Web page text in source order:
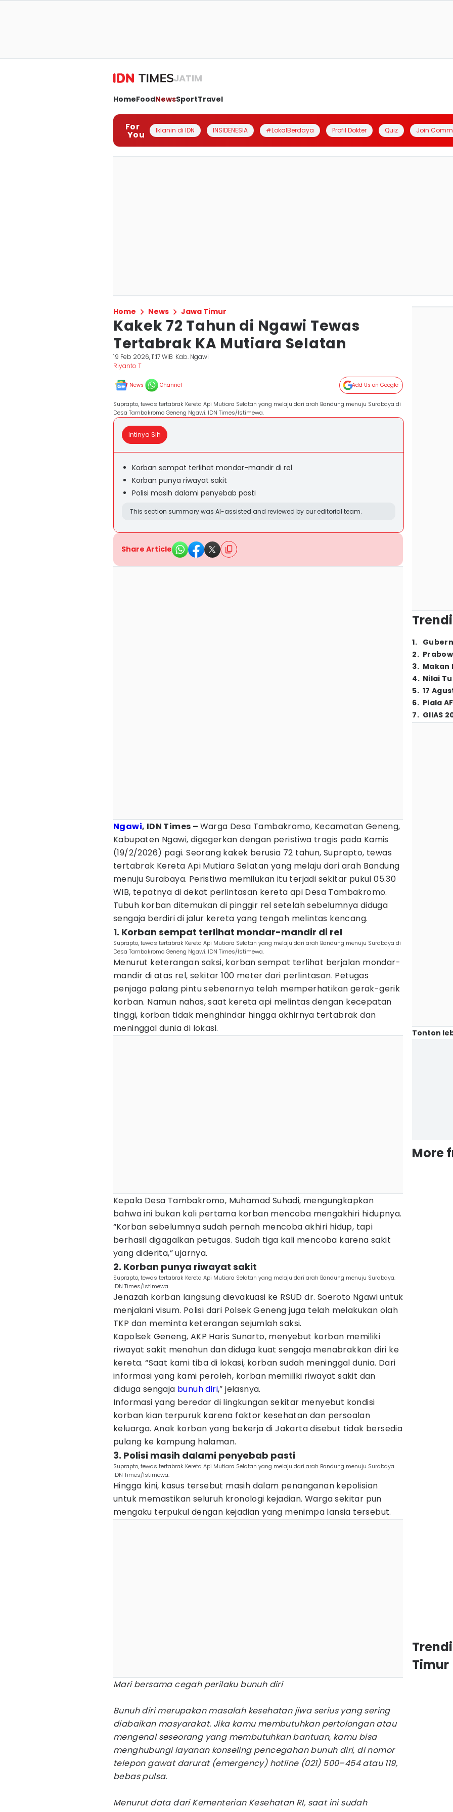
JATIM
HomeFoodNewsSportTravel
For
You Iklanin di IDN INSIDENESIA #LokalBerdaya Profil Dokter Quiz Join
Home News Jawa Timur
Kakek 72 Tahun di Ngawi Tewas
Tertabrak KA Mutiara Selatan
19 Feb 2026, 11:17 WIB Kab. Ngawi
Riyanto T
News Channel Add Us on Google
Suprapto, tewas tertabrak Kereta Api Mutiara Selatan yang melaju dari arah Bandung menuju Surabaya di
Desa Tambakromo Geneng Ngawi. IDN Times/Istimewa.
Intinya Sih
Korban sempat terlihat mondar-mandir di rel
Korban punya riwayat sakit
Polisi masih dalami penyebab pasti
This section summary was AI-assisted and reviewed by our editorial team.
Share Article
Ngawi, IDN Times – Warga Desa Tambakromo, Kecamatan Geneng,
Kabupaten Ngawi, digegerkan dengan peristiwa tragis pada Kamis
(19/2/2026) pagi. Seorang kakek berusia 72 tahun, Suprapto, tewas
tertabrak Kereta Api Mutiara Selatan yang melaju dari arah Bandung
menuju Surabaya. Peristiwa memilukan itu terjadi sekitar pukul 05.30
WIB, tepatnya di dekat perlintasan kereta api Desa Tambakromo.
Tubuh korban ditemukan di pinggir rel setelah sebelumnya diduga
sengaja berdiri di jalur kereta yang tengah melintas kencang.
1. Korban sempat terlihat mondar-mandir di rel
Suprapto, tewas tertabrak Kereta Api Mutiara Selatan yang melaju dari arah Bandung menuju Surabaya di
Desa Tambakromo Geneng Ngawi. IDN Times/Istimewa.
Menurut keterangan saksi, korban sempat terlihat berjalan mondar-
mandir di atas rel, sekitar 100 meter dari perlintasan. Petugas
penjaga palang pintu sebenarnya telah memperhatikan gerak-gerik
korban. Namun nahas, saat kereta api melintas dengan kecepatan
tinggi, korban tidak menghindar hingga akhirnya tertabrak dan
meninggal dunia di lokasi.
Kepala Desa Tambakromo, Muhamad Suhadi, mengungkapkan
bahwa ini bukan kali pertama korban mencoba mengakhiri hidupnya.
“Korban sebelumnya sudah pernah mencoba akhiri hidup, tapi
berhasil digagalkan petugas. Sudah tiga kali mencoba karena sakit
yang diderita,” ujarnya.
2. Korban punya riwayat sakit
Suprapto, tewas tertabrak Kereta Api Mutiara Selatan yang melaju dari arah Bandung menuju Surabaya.
IDN Times/Istimewa.
Jenazah korban langsung dievakuasi ke RSUD dr. Soeroto Ngawi untuk
menjalani visum. Polisi dari Polsek Geneng juga telah melakukan olah
TKP dan meminta keterangan sejumlah saksi.
Kapolsek Geneng, AKP Haris Sunarto, menyebut korban memiliki
riwayat sakit menahun dan diduga kuat sengaja menabrakkan diri ke
kereta. “Saat kami tiba di lokasi, korban sudah meninggal dunia. Dari
informasi yang kami peroleh, korban memiliki riwayat sakit dan
diduga sengaja bunuh diri,” jelasnya.
Informasi yang beredar di lingkungan sekitar menyebut kondisi
korban kian terpuruk karena faktor kesehatan dan persoalan
keluarga. Anak korban yang bekerja di Jakarta disebut tidak bersedia
pulang ke kampung halaman.
3. Polisi masih dalami penyebab pasti
Suprapto, tewas tertabrak Kereta Api Mutiara Selatan yang melaju dari arah Bandung menuju Surabaya.
IDN Times/Istimewa.
Hingga kini, kasus tersebut masih dalam penanganan kepolisian
untuk memastikan seluruh kronologi kejadian. Warga sekitar pun
mengaku terpukul dengan kejadian yang menimpa lansia tersebut.
Mari bersama cegah perilaku bunuh diri
Bunuh diri merupakan masalah kesehatan jiwa serius yang sering
diabaikan masyarakat. Jika kamu membutuhkan pertolongan atau
mengenal seseorang yang membutuhkan bantuan, kamu bisa
menghubungi layanan konseling pencegahan bunuh diri, di nomor
telepon gawat darurat (emergency) hotline (021) 500–454 atau 119,
bebas pulsa.
Menurut data dari Kementerian Kesehatan RI, saat ini sudah
1.
2.
3. Makan
4. Nilai
5. 17
6. Piala
7. GIIAS
Tonton
More
Timur